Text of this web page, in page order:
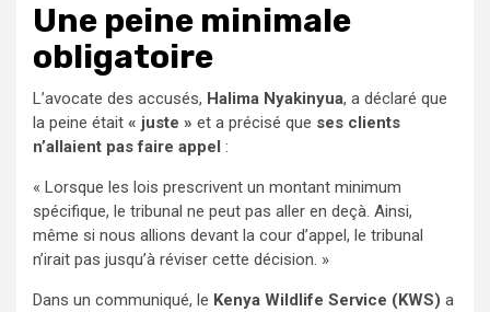
Une peine minimale
obligatoire
L’avocate des accusés, Halima Nyakinyua, a déclaré que
la peine était « juste » et a précisé que ses clients
n’allaient pas faire appel :
« Lorsque les lois prescrivent un montant minimum
spécifique, le tribunal ne peut pas aller en deçà. Ainsi,
même si nous allions devant la cour d’appel, le tribunal
n’irait pas jusqu’à réviser cette décision. »
Dans un communiqué, le Kenya Wildlife Service (KWS) a